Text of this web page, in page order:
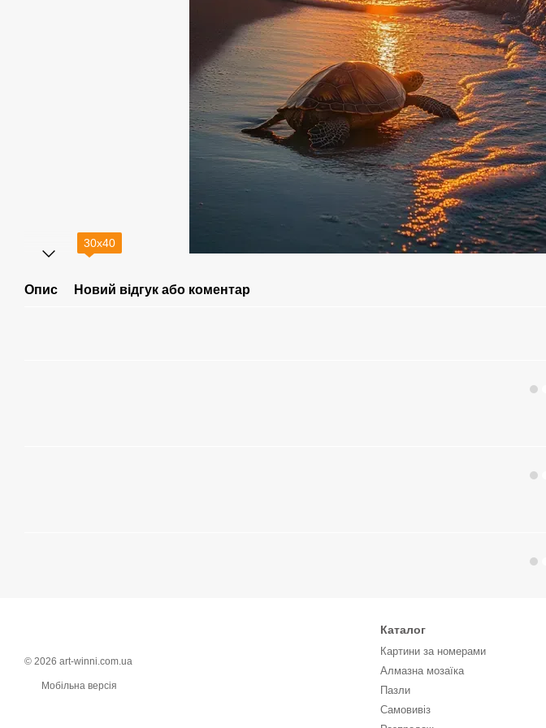
30х40
Опис Новий відгук або коментар
© 2026 art-winni.com.ua
Мобільна версія
Каталог
Картини за номерами
Алмазна мозаїка
Пазли
Самовивіз